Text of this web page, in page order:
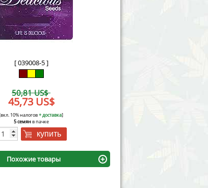
Victory Seeds
Vision Seeds
World of Seeds
CBD Industrial Hemp
[ 039008-5 ]
50,81 US$
45,73 US$
10% налогов+ доставка]
5 семянв пачке
купить
Похожие товары